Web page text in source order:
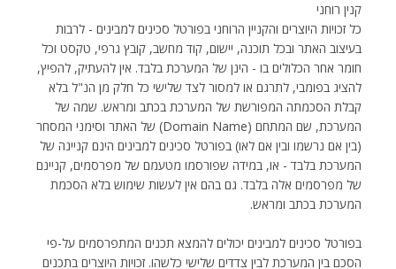
קנין רוחני
כל זכויות היוצרים והקניין הרוחני בפורטל סכינים למבינים - לרבות
בעיצוב האתר ובכל תוכנה, יישום, קוד מחשב, קובץ גרפי, טקסט וכל
חומר אחר הכלולים בו - הינן של המערכת בלבד. אין להעתיק, להפיץ,
להציג בפומבי, לתרגם או למסור לצד שלישי כל חלק מן הנ"ל בלא
קבלת הסכמתה המפורשת של המערכת בכתב ומראש. שמה של
המערכת, שם המתחם (Domain Name) של האתר וסימני המסחר
(בין אם נרשמו ובין אם לאו) בפורטל סכינים למבינים הינם קניינה של
המערכת בלבד - או, במידה שפורסמו מטעמם של מפרסמים, קניינם
של מפרסמים אלה בלבד. גם בהם אין לעשות שימוש בלא הסכמת
המערכת בכתב ומראש.
בפורטל סכינים למבינים יכולים להמצא תכנים המתפרסמים על-פי
הסכם בין המערכת לבין צדדים שלישי כלשהו. זכויות היוצרים בתכנים